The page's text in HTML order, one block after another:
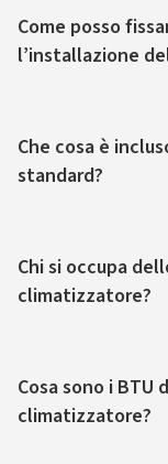
Come posso
l’installazione
Che cosa è
standard?
Chi si occupa
climatizzatore?
Cosa sono i
climatizzatore?